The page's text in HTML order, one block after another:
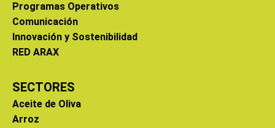
Programas Operativos
Comunicación
Innovación y Sostenibilidad
RED ARAX
SECTORES
Aceite de Oliva
Arroz